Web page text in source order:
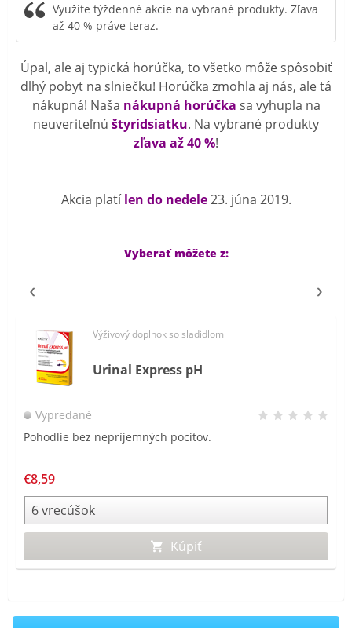
Využite týždenné akcie na vybrané produkty. Zľava
až 40 % práve teraz.
Úpal, ale aj typická horúčka, to všetko môže spôsobiť
dlhý pobyt na slniečku! Horúčka zmohla aj nás, ale tá
nákupná! Naša nákupná horúčka sa vyhupla na
neuveriteľnú štyridsiatku. Na vybrané produkty
zľava až 40 %!
Akcia platílen do nedele23. júna 2019.
Vyberať môžete z:
Výživový doplnok so sladidlom
Urinal Express pH
Vypredané
Pohodlie bez nepríjemných pocitov.
€8,59
Kúpiť